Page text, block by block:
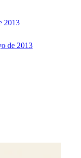
2013
de 2013